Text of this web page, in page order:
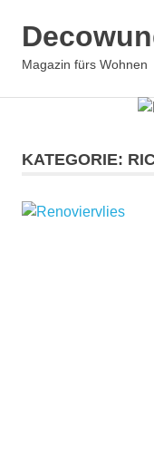
Inhalt
Magazin fürs Wohnen
KATEGORIE: